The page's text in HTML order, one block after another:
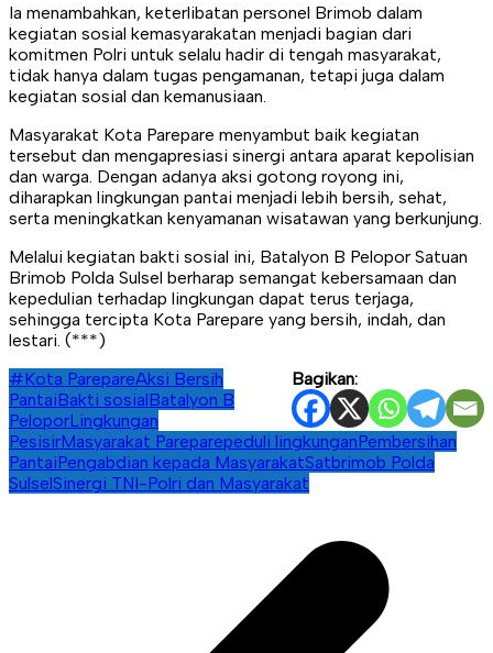
Ia menambahkan, keterlibatan personel Brimob dalam
kegiatan sosial kemasyarakatan menjadi bagian dari
komitmen Polri untuk selalu hadir di tengah masyarakat,
tidak hanya dalam tugas pengamanan, tetapi juga dalam
kegiatan sosial dan kemanusiaan.
Masyarakat Kota Parepare menyambut baik kegiatan
tersebut dan mengapresiasi sinergi antara aparat kepolisian
dan warga. Dengan adanya aksi gotong royong ini,
diharapkan lingkungan pantai menjadi lebih bersih, sehat,
serta meningkatkan kenyamanan wisatawan yang berkunjung.
Melalui kegiatan bakti sosial ini, Batalyon B Pelopor Satuan
Brimob Polda Sulsel berharap semangat kebersamaan dan
kepedulian terhadap lingkungan dapat terus terjaga,
sehingga tercipta Kota Parepare yang bersih, indah, dan
lestari. (***)
Bagikan:
#Kota ParepareAksi Bersih
PantaiBakti sosialBatalyon B
PeloporLingkungan
PesisirMasyarakat Pareparepeduli lingkunganPembersihan
PantaiPengabdian kepada MasyarakatSatbrimob Polda
SulselSinergi TNI-Polri dan Masyarakat